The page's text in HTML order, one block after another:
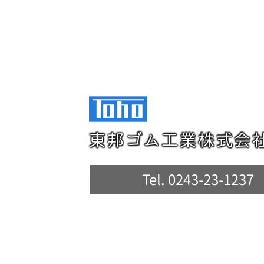
東邦ゴム工業株式会
Tel. 0243-23-1237